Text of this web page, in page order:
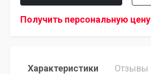
Получить персональную цену
Характеристики Отзывы